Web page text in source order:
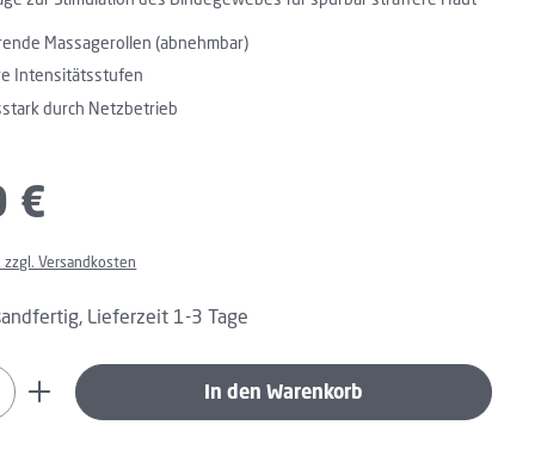
Massagerollen (abnehmbar)
Intensitätsstufen
durch Netzbetrieb
€
Versandkosten
Lieferzeit 1-3 Tage
Gib den gewünschten Wert ein
In den Warenkorb